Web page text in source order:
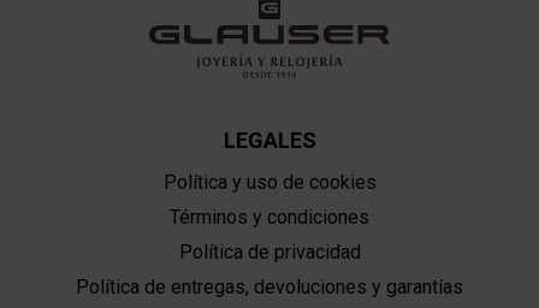
LEGALES
Política y uso de cookies
Términos y condiciones
Política de privacidad
Política de entregas, devoluciones y garantías